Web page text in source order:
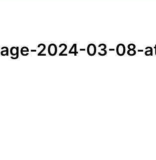
2024-03-08-